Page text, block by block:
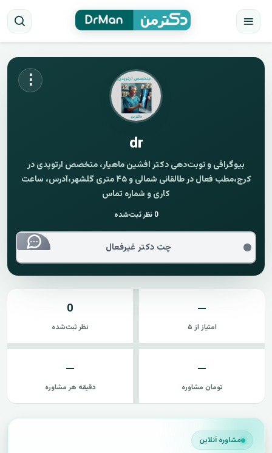
⋮
dr
بیوگرافی و نوبت‌دهی دکتر افشین ماهیار، متخصص ارتوپدی در
کرج،مطب فعال در طالقانی شمالی و ۴۵ متری گلشهر،آدرس، ساعت
کاری و شماره تماس
0 نظر ثبت‌شده
چت دکتر غیرفعال
—
امتیاز از ۵
0
نظر ثبت‌شده
—
تومان مشاوره
—
دقیقه هر مشاوره
مشاوره آنلاین